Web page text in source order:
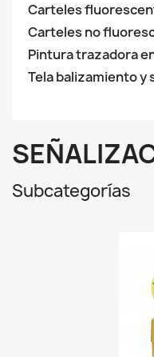
Carteles
Carteles no
Pintura trazadora
Tela balizamiento
Subcategorías